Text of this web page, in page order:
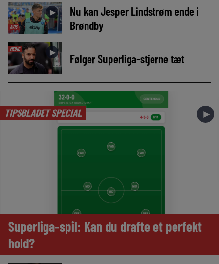
AVIS
►
Nu kan Jesper Lindstrøm ende i
Brøndby
MEDIE ► Følger Superliga-stjerne tæt
TIPSBLADET SPECIAL ►
Superliga-spil: Kan du drafte et perfekt
hold?